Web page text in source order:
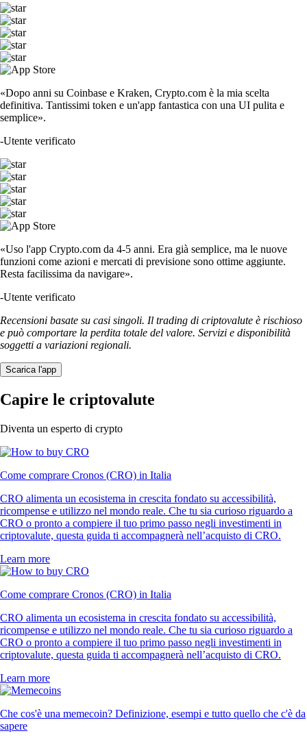
«Dopo anni su Coinbase e Kraken, Crypto.com è la mia scelta
definitiva. Tantissimi token e un'app fantastica con una UI pulita e
semplice».
-Utente verificato
«Uso l'app Crypto.com da 4-5 anni. Era già semplice, ma le nuove
funzioni come azioni e mercati di previsione sono ottime aggiunte.
Resta facilissima da navigare».
-Utente verificato
Recensioni basate su casi singoli. Il trading di criptovalute è rischioso
e può comportare la perdita totale del valore. Servizi e disponibilità
soggetti a variazioni regionali.
Scarica l'app
Capire le criptovalute
Diventa un esperto di crypto
Come comprare Cronos (CRO) in Italia
CRO alimenta un ecosistema in crescita fondato su accessibilità,
ricompense e utilizzo nel mondo reale. Che tu sia curioso riguardo a
CRO o pronto a compiere il tuo primo passo negli investimenti in
criptovalute, questa guida ti accompagnerà nell’acquisto di CRO.
Learn more
Come comprare Cronos (CRO) in Italia
CRO alimenta un ecosistema in crescita fondato su accessibilità,
ricompense e utilizzo nel mondo reale. Che tu sia curioso riguardo a
CRO o pronto a compiere il tuo primo passo negli investimenti in
criptovalute, questa guida ti accompagnerà nell’acquisto di CRO.
Learn more
Che cos'è una memecoin? Definizione, esempi e tutto quello che c'è da
sapere